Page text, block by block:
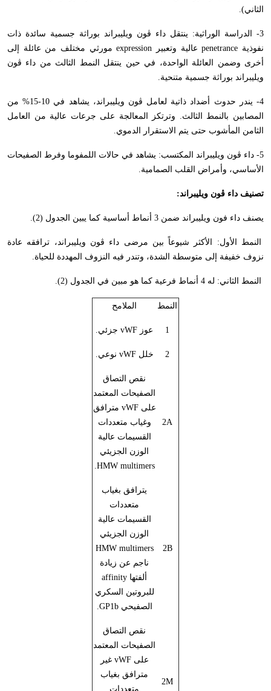
الثاني).
3- الدراسة الوراثية: ينتقل داء ڤون ويليبراند بوراثة جسمية سائدة ذات
نفوذية penetranceعالية وتعبير expressionمورثي مختلف من عائلة إلى
أخرى وضمن العائلة الواحدة، في حين ينتقل النمط الثالث من داء ڤون
ويليبراند بوراثة جسمية متنحية.
4- يندر حدوث أضداد ذاتية لعامل ڤون ويليبراند، يشاهد في 10-15% من
المصابين بالنمط الثالث. وترتكز المعالجة على جرعات عالية من العامل
الثامن المأشوب حتى يتم الاستقرار الدموي.
5- داء ڤون ويليبراند المكتسب: يشاهد في حالات اللمفوما وفرط الصفيحات
الأساسي، وأمراض القلب الصمامية.
تصنيف داء ڤون ويليبراند:
يصنف داء فون ويليبراند ضمن 3 أنماط أساسية كما يبين الجدول (2).
النمط الأول: الأكثر شيوعاً بين مرضى داء ڤون ويليبراند، ترافقه عادة
نزوف خفيفة إلى متوسطة الشدة، وتندر فيه النزوف المهددة للحياة.
النمط الثاني: له 4 أنماط فرعية كما هو مبين في الجدول (2).
النمط الملامح
1 عوز vWF جزئي.
2 خللvWF نوعي.
2A
نقص التصاق
الصفيحات المعتمد
علىvWF مترافق
وغياب متعددات
القسيمات عالية
الوزن الجزيئي
HMW multimers
.
2B
يترافق بغياب
متعددات
القسيمات عالية
الوزن الجزيئي
HMW multimers
ناجم عن زيادة
ألفتها affinity
للبروتين السكري
الصفيحيGP1b
.
2M
نقص التصاق
الصفيحات المعتمد
علىvWF غير
مترافق بغياب
متعددات